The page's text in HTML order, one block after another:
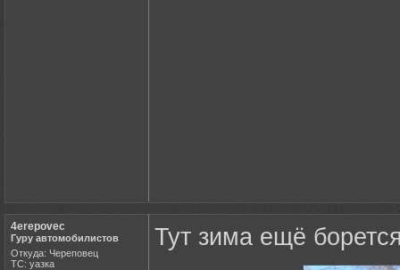
4erepovec
Гуру автомобилистов
Откуда: Череповец
ТС: уазка
Тут зима ещё